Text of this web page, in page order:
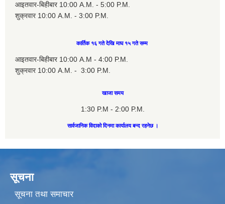
आइतवार-बिहीबार 10:00 A.M. - 5:00 P.M.
शुक्रवार 10:00 A.M. - 3:00 P.M.
कार्तिक १६ गते देखि माघ १५ गते सम्म
आइतवार-बिहीबार 10:00 A.M - 4:00 P.M.
शुक्रवार 10:00 A.M. - 3:00 P.M.
खाजा समय
1:30 P.M - 2:00 P.M.
सार्वजानिक विदाको दिनमा कार्यालय बन्द रहनेछ ।
सूचना
सूचना तथा समाचार